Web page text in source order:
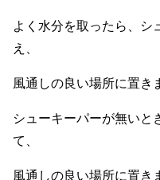
よく水分を取ったら、シ
え、
風通しの良い場所に置き
シューキーパーが無いと
て、
風通しの良い場所に置き